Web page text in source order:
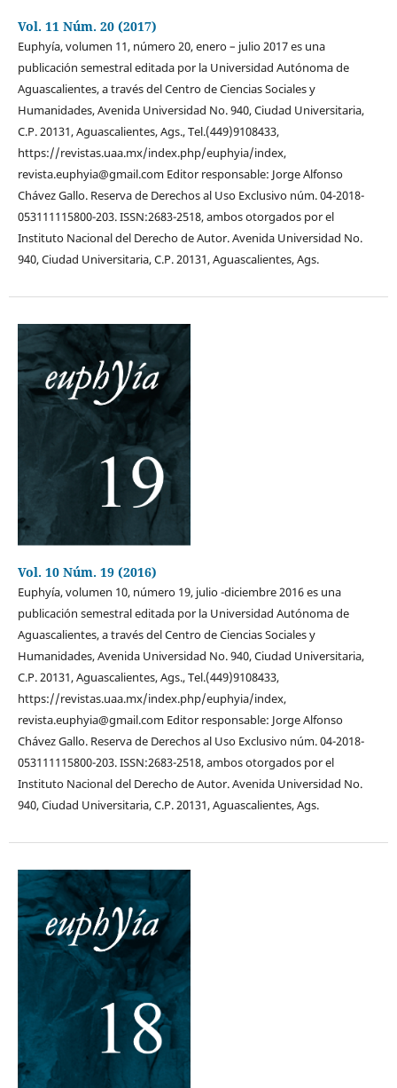
Vol. 11 Núm. 20 (2017)
Euphyía, volumen 11, número 20, enero – julio 2017 es una
publicación semestral editada por la Universidad Autónoma de
Aguascalientes, a través del Centro de Ciencias Sociales y
Humanidades, Avenida Universidad No. 940, Ciudad Universitaria,
C.P. 20131, Aguascalientes, Ags., Tel.(449)9108433,
https://revistas.uaa.mx/index.php/euphyia/index,
revista.euphyia@gmail.com Editor responsable: Jorge Alfonso
Chávez Gallo. Reserva de Derechos al Uso Exclusivo núm. 04-2018-
053111115800-203. ISSN:2683-2518, ambos otorgados por el
Instituto Nacional del Derecho de Autor. Avenida Universidad No.
940, Ciudad Universitaria, C.P. 20131, Aguascalientes, Ags.
Vol. 10 Núm. 19 (2016)
Euphyía, volumen 10, número 19, julio -diciembre 2016 es una
publicación semestral editada por la Universidad Autónoma de
Aguascalientes, a través del Centro de Ciencias Sociales y
Humanidades, Avenida Universidad No. 940, Ciudad Universitaria,
C.P. 20131, Aguascalientes, Ags., Tel.(449)9108433,
https://revistas.uaa.mx/index.php/euphyia/index,
revista.euphyia@gmail.com Editor responsable: Jorge Alfonso
Chávez Gallo. Reserva de Derechos al Uso Exclusivo núm. 04-2018-
053111115800-203. ISSN:2683-2518, ambos otorgados por el
Instituto Nacional del Derecho de Autor. Avenida Universidad No.
940, Ciudad Universitaria, C.P. 20131, Aguascalientes, Ags.